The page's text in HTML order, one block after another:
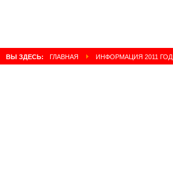
ВЫ ЗДЕСЬ: ГЛАВНАЯ ИНФОРМАЦИЯ 2011 ГОД